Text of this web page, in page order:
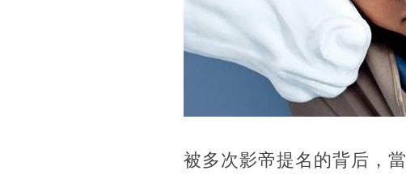
被多次影帝提名的背后，